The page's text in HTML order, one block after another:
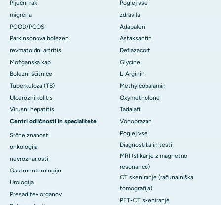
Pljučni rak
migrena
PCOD/PCOS
Parkinsonova bolezen
revmatoidni artritis
Možganska kap
Bolezni ščitnice
Tuberkuloza (TB)
Ulcerozni kolitis
Virusni hepatitis
Centri odličnosti in specialitete
Srčne znanosti
onkologija
nevroznanosti
Gastroenterologijo
Urologija
Presaditev organov
Poglej vse
zdravila
Adapalen
Astaksantin
Deflazacort
Glycine
L-Arginin
Methylcobalamin
Oxymetholone
Tadalafil
Vonoprazan
Poglej vse
Diagnostika in testi
MRI (slikanje z magnetno
resonanco)
CT skeniranje (računalniška
tomografija)
PET-CT skeniranje